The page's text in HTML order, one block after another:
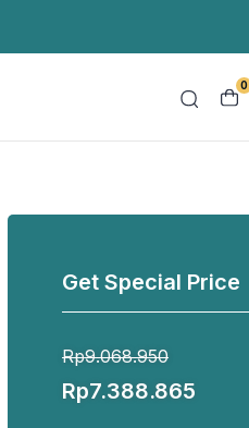
0
Get Special Price
Rp9.068.950
Harga
Rp7.388.865